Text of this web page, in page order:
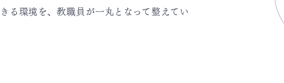
る環境を、教職員が一丸となって整えてい